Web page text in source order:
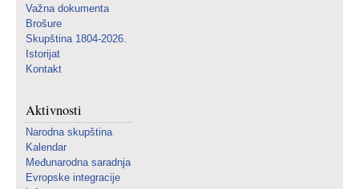
Važna dokumenta
Brošure
Skupština 1804-2026.
Istorijat
Kontakt
Aktivnosti
Narodna skupština
Kalendar
Međunarodna saradnja
Evropske integracije